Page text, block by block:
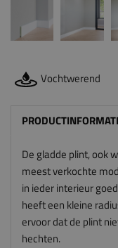
Vochtwerend
De gladde plint, ook
meest verkochte
in ieder interieur
heeft een kleine
ervoor dat de plint
hechten.